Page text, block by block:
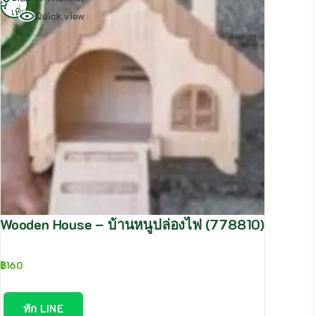
Quick view
Wooden House – บ้านหนูปล่องไฟ (778810)
฿160
ทัก LINE
เพิ่ม